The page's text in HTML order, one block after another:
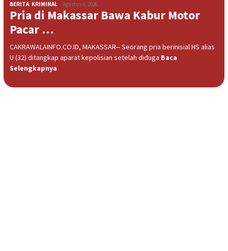
BERITA, KRIMINAL Agustus 4, 2026
Pria di Makassar Bawa Kabur Motor
Pacar …
CAKRAWALAINFO.CO.ID, MAKASSAR-- Seorang pria berinisial HS alias
U (32) ditangkap aparat kepolisian setelah diduga Baca
Selengkapnya